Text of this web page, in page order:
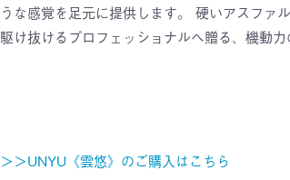
うな感覚を足元に提供します。 硬いアスファ
駆け抜けるプロフェッショナルへ贈る、機動力
＞＞UNYU《雲悠》のご購入はこちら